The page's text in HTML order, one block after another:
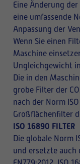
Eine Änderung
eine umfassende
Anpassung der
Wenn Sie einen
Maschine
Ungleichgewicht
Die in den
grobe Filter der
nach der Norm
Großflächenfilter
ISO 16890 FILTER
Die globale Norm
und ersetzte auch